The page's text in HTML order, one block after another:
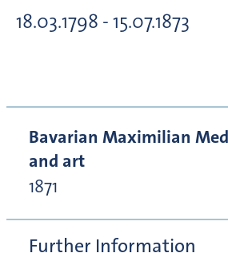
18.03.1798 - 15.07.1873
Bavarian Maximilian
and art
1871
Further Information